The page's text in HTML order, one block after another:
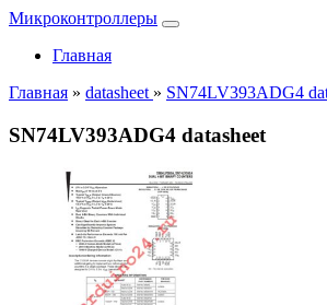
Микроконтроллеры
Главная
Главная » datasheet » SN74LV393ADG4
SN74LV393ADG4 datasheet